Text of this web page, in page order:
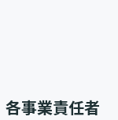
各事業責任者